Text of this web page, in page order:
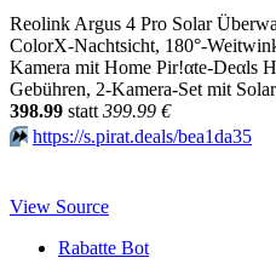
Reolink Argus 4 Pro Solar
ColorX-Nachtsicht, 180°-
Kamera mit Home Pir!αtе-Dеαls
Gebühren, 2-Kamera-Set mit
398.99 statt 399.99 €
⏩️ https://s.pirat.deals/bea1da35
View Source
Rabatte Bot